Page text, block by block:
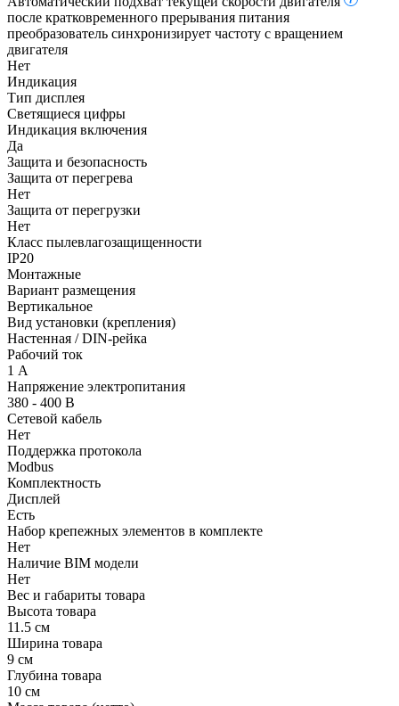
после кратковременного прерывания питания
преобразователь синхронизирует частоту с вращением
двигателя
Нет
Индикация
Тип дисплея
Светящиеся цифры
Индикация включения
Да
Защита и безопасность
Защита от перегрева
Нет
Защита от перегрузки
Нет
Класс пылевлагозащищенности
IP20
Монтажные
Вариант размещения
Вертикальное
Вид установки (крепления)
Настенная / DIN-рейка
Рабочий ток
1 А
Напряжение электропитания
380 - 400 В
Сетевой кабель
Нет
Поддержка протокола
Modbus
Комплектность
Дисплей
Есть
Набор крепежных элементов в комплекте
Нет
Наличие BIM модели
Нет
Вес и габариты товара
Высота товара
11.5 см
Ширина товара
9 см
Глубина товара
10 см